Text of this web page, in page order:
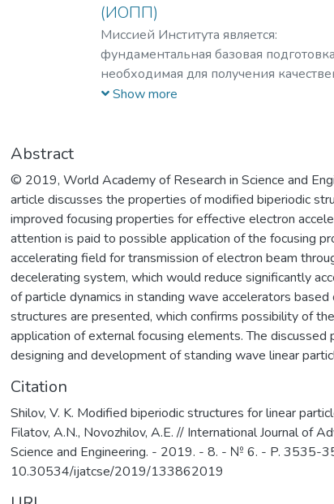
(ИОПП)
Миссией Института является:
фундаментальная базовая
необходимая для получения
уровне требований международных
формирование у студентов
профессиональная ориентация
избранной области знаний,
навыков профессионального
профессионального саморазвития.
Основными целями и задачами
обеспечение высококачественной
базовой подготовки студентов
поддержка и развитие у студентов
осознанному продолжению обучения
др.) и на факультетах Университета;
среднего и высшего образования;
качества довузовской подготовки
Предуниверситария и школ-
интеграции основного и
Show more
Abstract
© 2019, World Academy of Research in Science and
article discusses the properties of modified biperiodic
improved focusing properties for effective electron
attention is paid to possible application of the focusing
accelerating field for transmission of electron beam
decelerating system, which would reduce significantly
of particle dynamics in standing wave accelerators
structures are presented, which confirms possibility of
application of external focusing elements. The discussed
designing and development of standing wave linear
Citation
Shilov, V. K. Modified biperiodic structures for linear
Filatov, A.N., Novozhilov, A.E. // International Journal of
Science and Engineering. - 2019. - 8. - № 6. - P. 3535-
10.30534/ijatcse/2019/133862019